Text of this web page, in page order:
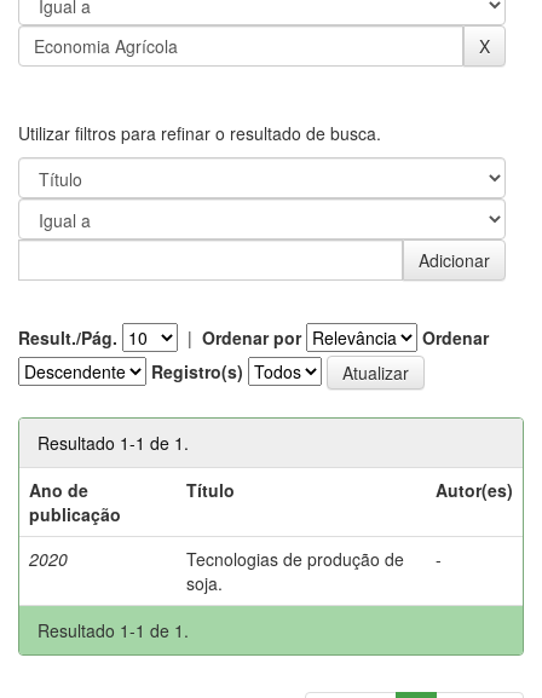
Utilizar filtros para refinar o resultado de busca.
Result./Pág. | Ordenar por
Ordenar
Registro(s)
Resultado 1-1 de 1.
Ano de
publicação
Título Autor(es)
2020
Tecnologias de produção de
soja.
-
Resultado 1-1 de 1.